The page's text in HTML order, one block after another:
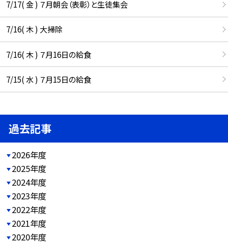
7/17( 金 ) ７月朝会（表彰）と生徒集会
7/16( 木 ) 大掃除
7/16( 木 ) ７月16日の給食
7/15( 水 ) ７月15日の給食
過去記事
2026年度
2025年度
2024年度
2023年度
2022年度
2021年度
2020年度